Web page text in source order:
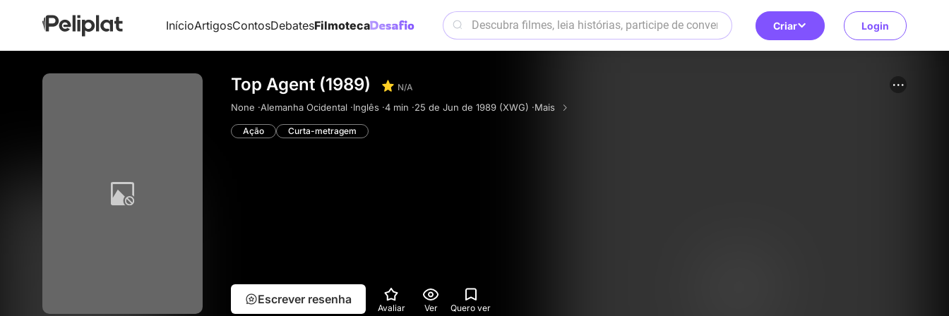
InícioArtigosContosDebatesFilmoteca Criar Login
Top Agent (1989) N/A
None ·Alemanha Ocidental ·Inglês ·4 min ·25 de Jun de 1989 (XWG) ·Mais
Ação Curta-metragem
Escrever resenha
Avaliar Ver Quero ver